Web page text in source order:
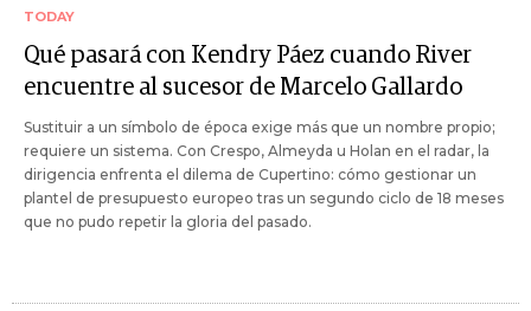
TODAY
Qué pasará con Kendry Páez cuando River
encuentre al sucesor de Marcelo Gallardo
Sustituir a un símbolo de época exige más que un nombre propio;
requiere un sistema. Con Crespo, Almeyda u Holan en el radar, la
dirigencia enfrenta el dilema de Cupertino: cómo gestionar un
plantel de presupuesto europeo tras un segundo ciclo de 18 meses
que no pudo repetir la gloria del pasado.